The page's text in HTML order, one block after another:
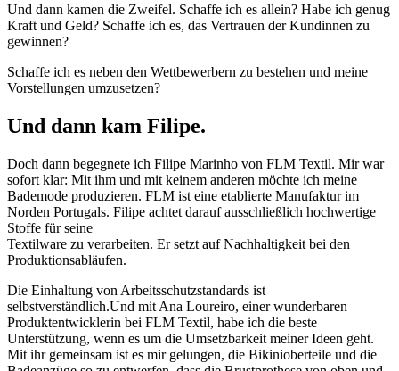
Und dann kamen die Zweifel. Schaffe ich es allein? Habe ich genug
Kraft und Geld? Schaffe ich es, das Vertrauen der Kundinnen zu
gewinnen?
Schaffe ich es neben den Wettbewerbern zu bestehen und meine
Vorstellungen umzusetzen?
Und dann kam Filipe.
Doch dann begegnete ich Filipe Marinho von FLM Textil. Mir war
sofort klar: Mit ihm und mit keinem anderen möchte ich meine
Bademode produzieren. FLM ist eine etablierte Manufaktur im
Norden Portugals. Filipe achtet darauf ausschließlich hochwertige
Stoffe für seine
Textilware zu verarbeiten. Er setzt auf Nachhaltigkeit bei den
Produktionsabläufen.
Die Einhaltung von Arbeitsschutzstandards ist
selbstverständlich.Und mit Ana Loureiro, einer wunderbaren
Produktentwicklerin bei FLM Textil, habe ich die beste
Unterstützung, wenn es um die Umsetzbarkeit meiner Ideen geht.
Mit ihr gemeinsam ist es mir gelungen, die Bikinioberteile und die